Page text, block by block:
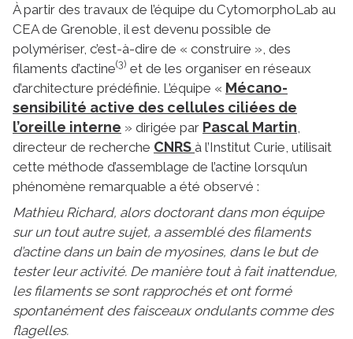
À partir des travaux de l’équipe du CytomorphoLab au
CEA de Grenoble, il est devenu possible de
polymériser, c’est-à-dire de « construire », des
filaments d’actine(3) et de les organiser en réseaux
d’architecture prédéfinie. L’équipe « Mécano-
sensibilité active des cellules ciliées de
l’oreille interne » dirigée par Pascal Martin
directeur de recherche CNRS à l’Institut Curie, utilisait
cette méthode d’assemblage de l’actine lorsqu’un
phénomène remarquable a été observé :
Mathieu Richard, alors doctorant dans mon équipe
sur un tout autre sujet, a assemblé des filaments
d’actine dans un bain de myosines, dans le but de
tester leur activité. De manière tout à fait inattendue,
les filaments se sont rapprochés et ont formé
spontanément des faisceaux ondulants comme des
flagelles.